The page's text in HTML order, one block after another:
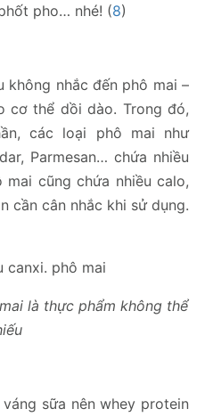
pho… nhé! (8)
không nhắc đến phô mai –
cơ thể dồi dào. Trong đó,
các loại phô mai như
Parmesan… chứa nhiều
cũng chứa nhiều calo,
cần cân nhắc khi sử dụng.
là thực phẩm không thể
sữa nên whey protein